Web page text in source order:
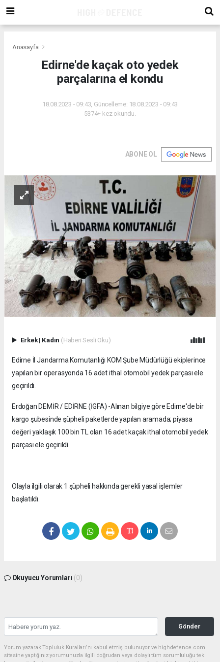
Anasayfa
Edirne'de kaçak oto yedek
parçalarına el kondu
18.08.2023 - 09:43, Güncelleme: 18.08.2023 - 09:43
5374+ kez okundu.
ABONE OL
Erkek| Kadın (Haberi Sesli Oku)
Edirne İl Jandarma Komutanlığı KOM Şube Müdürlüğü ekiplerince
yapılan bir operasyonda 16 adet ithal otomobil yedek parçası ele
geçirildi.
Erdoğan DEMİR / EDİRNE (İGFA) -Alınan bilgiye göre Edirne'de bir
kargo şubesinde şüpheli paketlerde yapılan aramada; piyasa
değeri yaklaşık 100 bin TL olan 16 adet kaçak ithal otomobil yedek
parçası ele geçirildi.
Olayla ilgili olarak 1 şüpheli hakkında gerekli yasal işlemler
başlatıldı.
Okuyucu Yorumları (0)
Gönder
Yorum yazarak Topluluk Kuralları’nı kabul etmiş bulunuyor ve highdefence.com
sitesine yaptığınız yorumunuzla ilgili doğrudan veya dolaylı tüm sorumluluğu tek